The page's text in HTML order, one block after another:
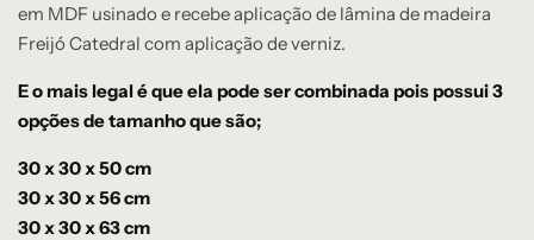
em MDF usinado e recebe aplicação de lâmina de madeira
Freijó Catedral com aplicação de verniz.
E o mais legal é que ela pode ser combinada pois possui 3
opções de tamanho que são;
30 x 30 x 50 cm
30 x 30 x 56 cm
30 x 30 x 63 cm